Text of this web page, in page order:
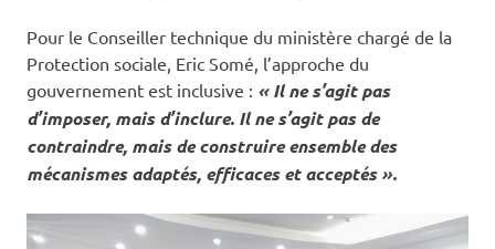
Pour le Conseiller technique du ministère chargé de la
Protection sociale, Eric Somé, l’approche du
gouvernement est inclusive : « Il ne s’agit pas
d’imposer, mais d’inclure. Il ne s’agit pas de
contraindre, mais de construire ensemble des
mécanismes adaptés, efficaces et acceptés ».